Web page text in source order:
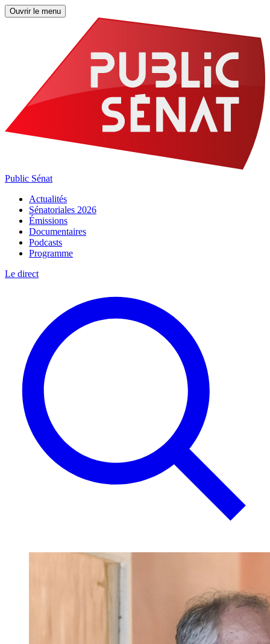
Ouvrir le menu
Public Sénat
Actualités
Sénatoriales 2026
Émissions
Documentaires
Podcasts
Programme
Le direct